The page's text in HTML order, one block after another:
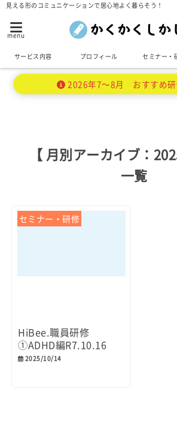
見える形のコミュニケーションで居心地よく暮らそう！
menu
サービス内容 プロフィール セミナー・
2026年7～8月 おすすめ研
【 月別アーカイブ：
一覧
セミナー・研修
HiBee.職員研修
①ADHD編R7.10.16
2025/10/14